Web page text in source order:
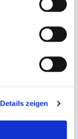
Details zeigen